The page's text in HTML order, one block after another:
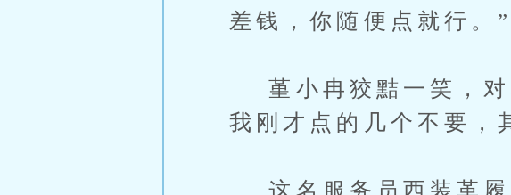
差钱，你随便点就行。”
堇小冉狡黠一笑，对
我刚才点的几个不要，
这名服务员西装革履